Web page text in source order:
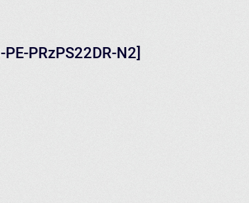
PRzPS22DR-N2]